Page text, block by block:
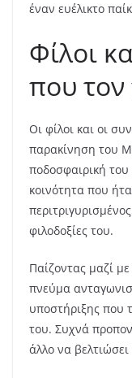
έναν ευέλικτο
Φίλοι
που
Οι φίλοι και οι
παρακίνηση του
ποδοσφαιρική
κοινότητα που
φιλοδοξίες του.
Παίζοντας μαζί
πνεύμα
υποστήριξης που
του. Συχνά
άλλο να βελτιώσει